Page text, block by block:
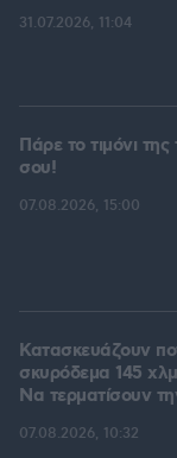
31.07.2026, 11:04
Πάρε το τιμόνι
σου!
07.08.2026, 15:00
Κατασκευάζουν
σκυρόδεμα 145
Να τερματίσουν
07.08.2026, 10:32